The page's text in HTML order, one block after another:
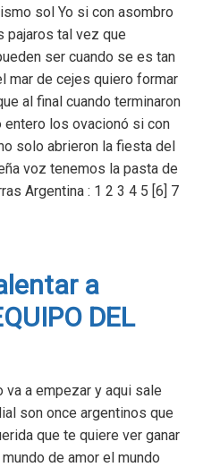
sol Yo si con asombro
pajaros tal vez que
ser cuando se es tan
mar de cejes quiero formar
al final cuando terminaron
los ovacionó si con
solo abrieron la fiesta del
voz tenemos la pasta de
Argentina : 1 2 3 4 5 [6] 7
a
DEL
va a empezar y aqui sale
son once argentinos que
que te quiere ver ganar
de amor el mundo